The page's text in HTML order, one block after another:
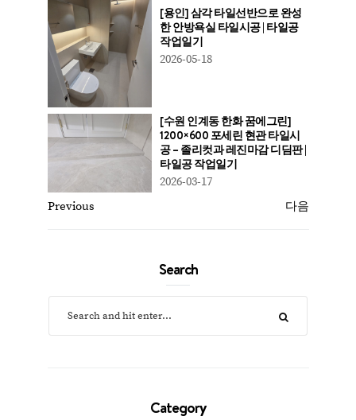
[용인] 삼각 타일선반으로 완성
한 안방욕실 타일시공 | 타일공
작업일기
2026-05-18
[수원 인계동 한화 꿈에그린]
1200×600 포세린 현관 타일시
공 – 졸리컷과 레진마감 디딤판 |
타일공 작업일기
2026-03-17
Previous
다음
Search
Category